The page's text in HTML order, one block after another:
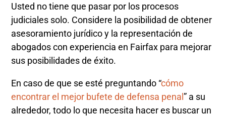
Usted no tiene que pasar por los procesos
judiciales solo. Considere la posibilidad de obtener
asesoramiento jurídico y la representación de
abogados con experiencia en Fairfax para mejorar
sus posibilidades de éxito.
En caso de que se esté preguntando “cómo
encontrar el mejor bufete de defensa penal” a su
alrededor, todo lo que necesita hacer es buscar un